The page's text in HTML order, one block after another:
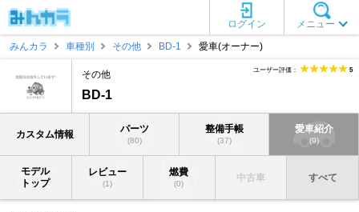
メニュー
ログイン
みんカラ
車種別 その他 BD-1 愛車(オーナー)
その他
BD-1
ユーザー評価： 5
カスタム情報 パーツ
(80)
整備手帳
(37)
愛車紹介
(9)
モデル
トップ
レビュー
(1)
燃費
(0)
中古車 すべて